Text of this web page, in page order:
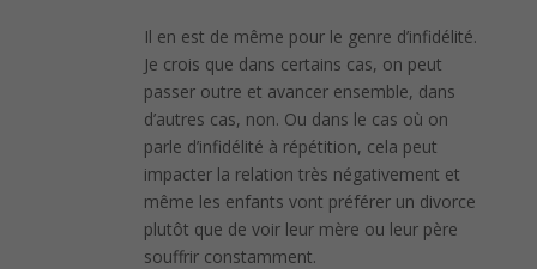
Il en est de même pour le genre d’infidélité.
Je crois que dans certains cas, on peut
passer outre et avancer ensemble, dans
d’autres cas, non. Ou dans le cas où on
parle d’infidélité à répétition, cela peut
impacter la relation très négativement et
même les enfants vont préférer un divorce
plutôt que de voir leur mère ou leur père
souffrir constamment.